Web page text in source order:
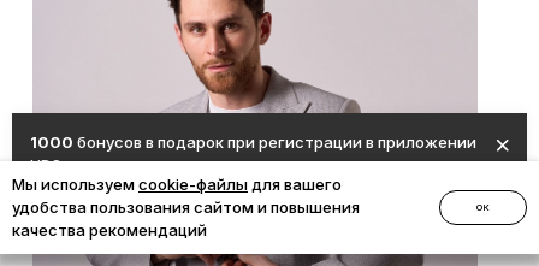
1000 бонусов в подарок при регистрации в приложении
UDS.
Получить бонусы ОК
Мы используемcookie-файлы для вашего
удобства пользования сайтом и повышения
качества рекомендаций